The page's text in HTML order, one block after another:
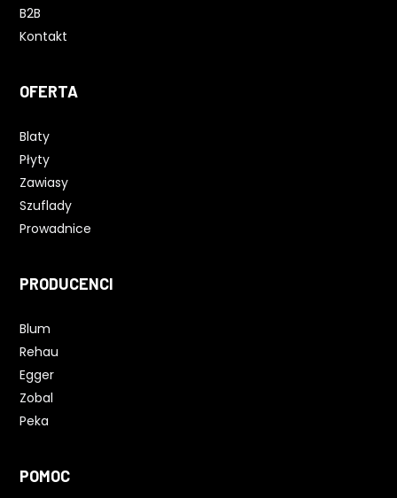
B2B
Kontakt
OFERTA
Blaty
Płyty
Zawiasy
Szuflady
Prowadnice
PRODUCENCI
Blum
Rehau
Egger
Zobal
Peka
POMOC